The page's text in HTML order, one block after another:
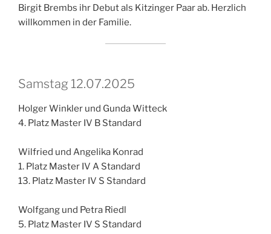
Birgit Brembs ihr Debut als Kitzinger Paar ab. Herzlich
willkommen in der Familie.
Samstag 12.07.2025
Holger Winkler und Gunda Witteck
4. Platz Master IV B Standard
Wilfried und Angelika Konrad
1. Platz Master IV A Standard
13. Platz Master IV S Standard
Wolfgang und Petra Riedl
5. Platz Master IV S Standard